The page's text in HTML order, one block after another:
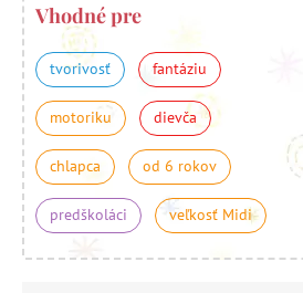
Vhodné pre
tvorivosť fantáziu
motoriku dievča
chlapca od 6 rokov
predškoláci veľkosť Midi